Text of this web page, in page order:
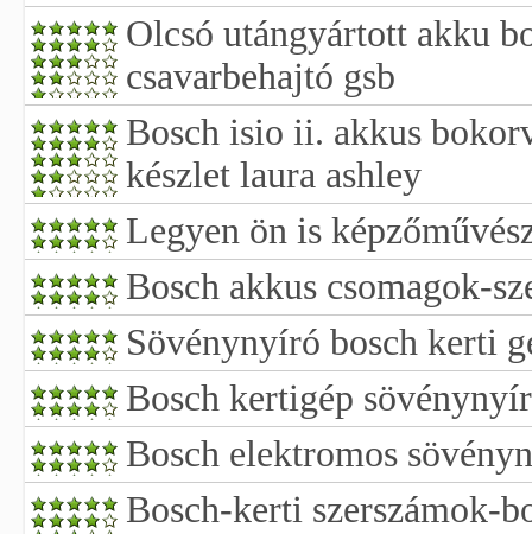
Olcsó utángyártott akku
csavarbehajtó gsb
Bosch isio ii. akkus
készlet laura ashley
Legyen ön is
Bosch akkus csomagok-
Sövénynyíró bosch kerti
Bosch kertigép
Bosch elektromos
Bosch-kerti szerszámok-